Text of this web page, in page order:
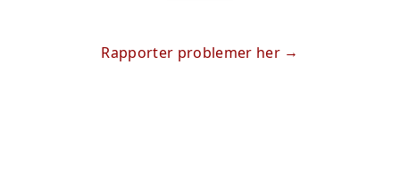
Rapporter problemer her